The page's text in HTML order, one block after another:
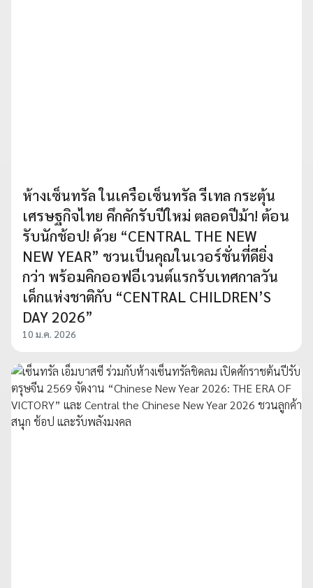
ห้างเซ็นทรัล ในเครือเซ็นทรัล รีเทล กระตุ้น
เศรษฐกิจไทย คึกคักรับปีใหม่ ตลอดปีม้า! ต้อน
รับนักช้อป! ด้วย “CENTRAL THE NEW
NEW YEAR” ชวนเป็นคุณในเวอร์ชั่นที่ดียิ่ง
กว่า พร้อมคิกออฟอีเวนต์แรกรับเทศกาลวัน
เด็กแห่งชาติกับ “CENTRAL CHILDREN’S
DAY 2026”
10 ม.ค. 2026